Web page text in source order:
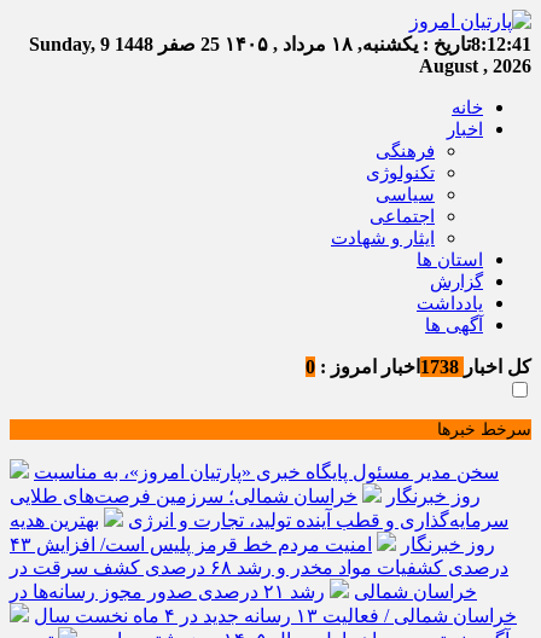
8:12:41تاریخ : یکشنبه, ۱۸ مرداد , ۱۴۰۵ 25 صفر 1448
Sunday, 9
August , 2026
خانه
اخبار
فرهنگی
تکنولوژی
سیاسی
اجتماعی
ایثار و شهادت
استان ها
گزارش
یادداشت
آگهی ها
کل اخبار اخبار امروز : 0
سرخط خبرها
سخن مدیر مسئول پایگاه خبری «پارتیان امروز»، به مناسبت
روز خبرنگار
خراسان شمالی؛ سرزمین فرصت‌های طلایی
سرمایه‌گذاری و قطب آینده تولید، تجارت و انرژی
بهترین هدیه
روز خبرنگار
امنیت مردم خط قرمز پلیس است/ افزایش ۴۳
درصدی کشفیات مواد مخدر و رشد ۶۸ درصدی کشف سرقت در
خراسان شمالی
رشد ۲۱ درصدی صدور مجوز رسانه‌ها در
خراسان شمالی / فعالیت ۱۳ رسانه جدید در ۴ ماه نخست سال